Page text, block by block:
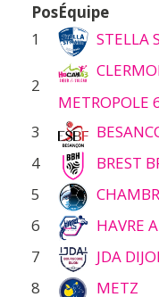
PosÉquipe
1
STELLA
2
METROPOLE
3
4
BREST
5
6
HAVRE
7
JDA
8
METZ